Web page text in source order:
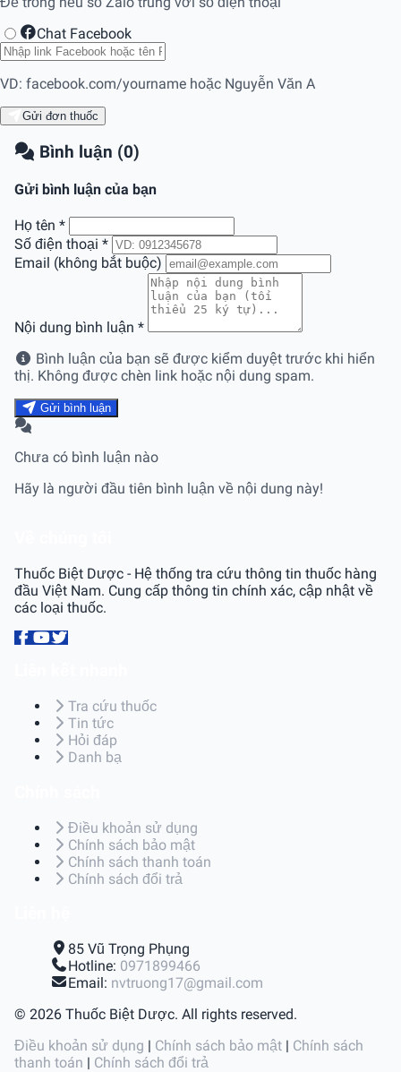
Chat Facebook
VD: facebook.com/yourname hoặc Nguyễn Văn A
Gửi đơn thuốc
Bình luận (0)
Gửi bình luận của bạn
Họ tên *
Số điện thoại *
Email (không bắt buộc)
Nội dung bình luận *
Bình luận của bạn sẽ được kiểm duyệt trước khi hiển
thị. Không được chèn link hoặc nội dung spam.
Gửi bình luận
Chưa có bình luận nào
Hãy là người đầu tiên bình luận về nội dung này!
Thuốc Biệt Dược - Hệ thống tra cứu thông tin thuốc hàng
đầu Việt Nam. Cung cấp thông tin chính xác, cập nhật về
các loại thuốc.
Tra cứu thuốc
Tin tức
Hỏi đáp
Danh bạ
Điều khoản sử dụng
Chính sách bảo mật
Chính sách thanh toán
Chính sách đổi trả
85 Vũ Trọng Phụng
Hotline: 0971899466
Email: nvtruong17@gmail.com
© 2026 Thuốc Biệt Dược. All rights reserved.
Điều khoản sử dụng | Chính sách bảo mật | Chính sách
thanh toán | Chính sách đổi trả